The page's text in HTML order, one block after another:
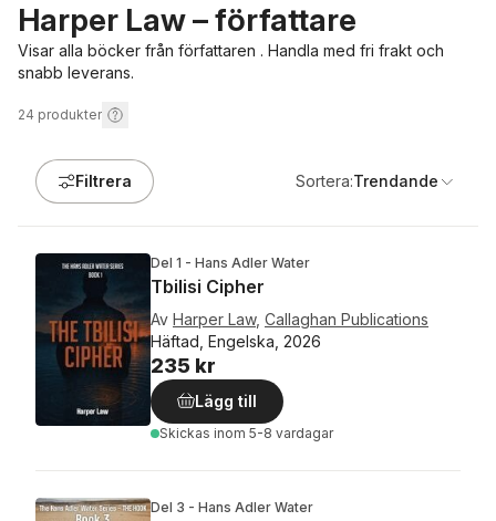
Harper Law – författare
Visar alla böcker från författaren . Handla med fri frakt och
snabb leverans.
24 produkter
Filtrera Sortera:Trendande
Del 1 - Hans Adler Water
Tbilisi Cipher
Av Harper Law, Callaghan Publications
Häftad, Engelska, 2026
235 kr
Lägg till
Skickas inom 5-8 vardagar
Del 3 - Hans Adler Water